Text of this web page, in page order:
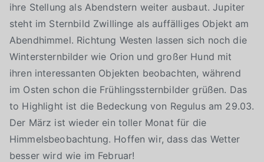
ihre Stellung als Abendstern weiter ausbaut. Jupiter
steht im Sternbild Zwillinge als auffälliges Objekt am
Abendhimmel. Richtung Westen lassen sich noch die
Wintersternbilder wie Orion und großer Hund mit
ihren interessanten Objekten beobachten, während
im Osten schon die Frühlingssternbilder grüßen. Das
to Highlight ist die Bedeckung von Regulus am 29.03.
Der März ist wieder ein toller Monat für die
Himmelsbeobachtung. Hoffen wir, dass das Wetter
besser wird wie im Februar!